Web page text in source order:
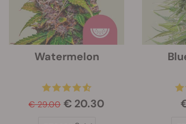
Watermelon
€ 29.00 € 20.30